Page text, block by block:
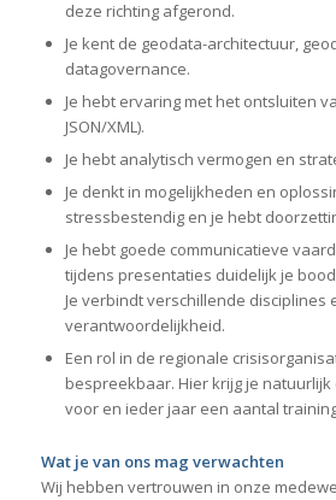
deze richting afgerond.
Je kent de geodata-architectuur,
datagovernance.
Je hebt ervaring met het ontsluiten
JSON/XML).
Je hebt analytisch vermogen en
Je denkt in mogelijkheden en
stressbestendig en je hebt
Je hebt goede communicatieve
tijdens presentaties duidelijk je
Je verbindt verschillende disciplines
verantwoordelijkheid.
Een rol in de regionale
bespreekbaar. Hier krijg je
voor en ieder jaar een aantal
Wat je van ons mag verwachten
Wij hebben vertrouwen in onze